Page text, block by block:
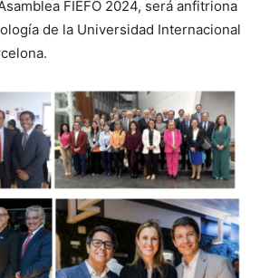
FIEFO 2024, será anfitriona
de la Universidad Internacional